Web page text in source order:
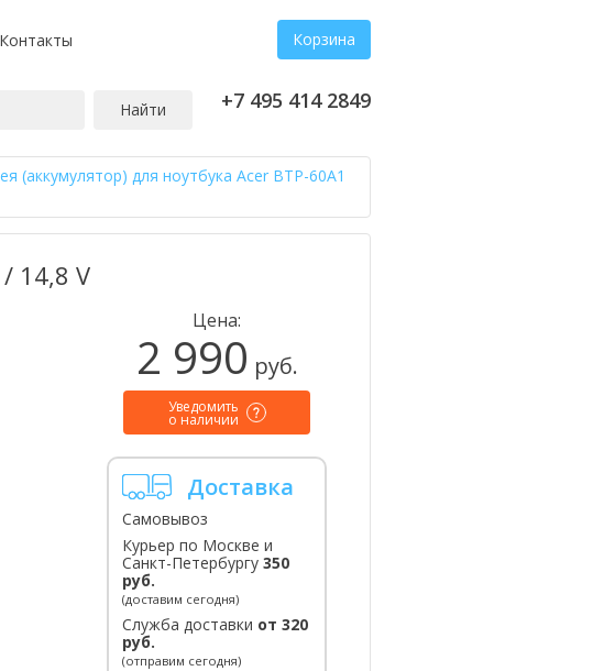
Контакты Корзина
Найти +7 495 414 2849
(аккумулятор) для ноутбука Acer BTP-60A1
14,8 V
Цена:
2 990 руб.
Уведомить
о наличии
Доставка
Самовывоз
Курьер по Москве и
Санкт-Петербургу 350
руб.
(доставим сегодня)
Служба доставки от 320
руб.
(отправим сегодня)